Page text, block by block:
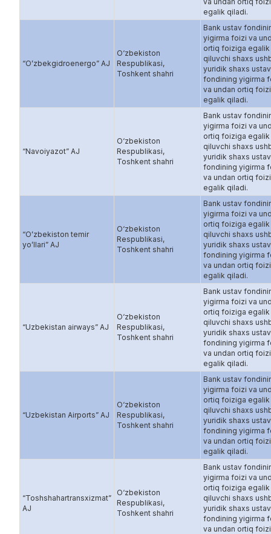
egalik qiladi.
“Oʻzbekgidroenergo” AJ
O‘zbekiston
Respublikasi,
Toshkent shahri
Bank ustav
yigirma foizi va
ortiq foiziga egalik
qiluvchi shaxs
yuridik shaxs ustav
fondining yigirma
va undan ortiq
egalik qiladi.
“Navoiyazot” AJ
O‘zbekiston
Respublikasi,
Toshkent shahri
Bank ustav
yigirma foizi va
ortiq foiziga egalik
qiluvchi shaxs
yuridik shaxs ustav
fondining yigirma
va undan ortiq
egalik qiladi.
“Oʻzbekiston temir
yoʻllari” AJ
O‘zbekiston
Respublikasi,
Toshkent shahri
Bank ustav
yigirma foizi va
ortiq foiziga egalik
qiluvchi shaxs
yuridik shaxs ustav
fondining yigirma
va undan ortiq
egalik qiladi.
“Uzbekistan airways” AJ
O‘zbekiston
Respublikasi,
Toshkent shahri
Bank ustav
yigirma foizi va
ortiq foiziga egalik
qiluvchi shaxs
yuridik shaxs ustav
fondining yigirma
va undan ortiq
egalik qiladi.
“Uzbekistan Airports” AJ
O‘zbekiston
Respublikasi,
Toshkent shahri
Bank ustav
yigirma foizi va
ortiq foiziga egalik
qiluvchi shaxs
yuridik shaxs ustav
fondining yigirma
va undan ortiq
egalik qiladi.
“Toshshahartransxizmat”
AJ
O‘zbekiston
Respublikasi,
Toshkent shahri
Bank ustav
yigirma foizi va
ortiq foiziga egalik
qiluvchi shaxs
yuridik shaxs ustav
fondining yigirma
va undan ortiq